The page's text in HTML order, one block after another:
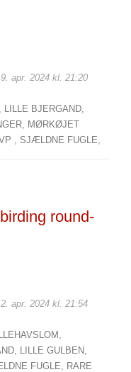
apr. 2024 kl. 21:20
LILLE BJERGAND,
MØRKØJET
, SJÆLDNE FUGLE,
round-
apr. 2024 kl. 21:54
LILLE GULBEN,
FUGLE, RARE